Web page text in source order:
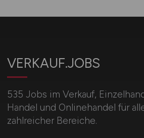
VERKAUF.JOBS
535 Jobs im Verkauf,
Handel und Onlinehandel für
zahlreicher Bereiche.